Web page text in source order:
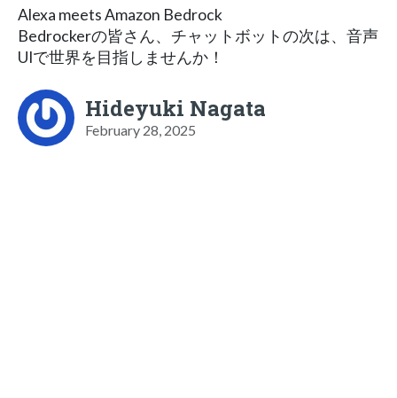
Alexa meets Amazon Bedrock
Bedrockerの皆さん、チャットボットの次は、音声
UIで世界を目指しませんか！
Hideyuki Nagata
February 28, 2025